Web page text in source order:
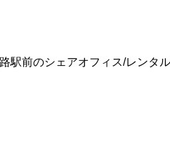
駅前のシェアオフィス/レンタ